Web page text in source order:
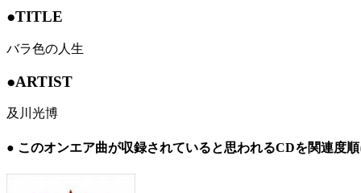
●TITLE
バラ色の人生
●ARTIST
及川光博
● このオンエア曲が収録されていると思われるCDを関連度